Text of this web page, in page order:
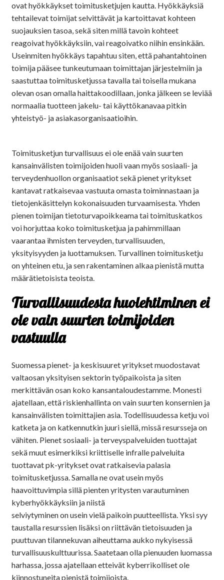
ovat hyökkäykset toimitusketjujen kautta. Hyökkäyksiä
tehtailevat toimijat selvittävät ja kartoittavat kohteen
suojauksien tasoa, sekä siten millä tavoin kohteet
reagoivat hyökkäyksiin, vai reagoivatko niihin ensinkään.
Useinmiten hyökkäys tapahtuu siten, että pahantahtoinen
toimija pääsee tunkeutumaan toimittajan järjestelmiin ja
saastuttaa toimitusketjussa tavalla tai toisella mukana
olevan osan omalla haittakoodillaan, jonka jälkeen se leviää
normaalia tuotteen jakelu- tai käyttökanavaa pitkin
yhteistyö- ja asiakasorganisaatioihin.
Toimitusketjun turvallisuus ei ole enää vain suurten
kansainvälisten toimijoiden huoli vaan myös sosiaali- ja
terveydenhuollon organisaatiot sekä pienet yritykset
kantavat ratkaisevaa vastuuta omasta toiminnastaan ja
tietojenkäsittelyn kokonaisuuden turvaamisesta. Yhden
pienen toimijan tietoturvapoikkeama tai toimituskatkos
voi horjuttaa koko toimitusketjua ja pahimmillaan
vaarantaa ihmisten terveyden, turvallisuuden,
yksityisyyden ja luottamuksen. Turvallinen toimitusketju
on yhteinen etu, ja sen rakentaminen alkaa pienistä mutta
määrätietoisista teoista.
Turvallisuudesta huolehtiminen ei
ole vain suurten toimijoiden
vastuulla
Suomessa pienet- ja keskisuuret yritykset muodostavat
valtaosan yksityisen sektorin työpaikoista ja siten
merkittävän osan koko kansantaloudestamme. Monesti
ajatellaan, että riskienhallinta on vain suurten konsernien ja
kansainvälisten toimittajien asia. Todellisuudessa ketju voi
katketa ja on katkennutkin juuri siellä, missä resursseja on
vähiten. Pienet sosiaali- ja terveyspalveluiden tuottajat
sekä muut esimerkiksi kriittiselle infralle palveluita
tuottavat pk-yritykset ovat ratkaisevia palasia
toimitusketjussa. Samalla ne ovat usein myös
haavoittuvimpia sillä pienten yritysten varautuminen
kyberhyökkäyksiin ja niistä
selviytyminen on usein vielä paikoin puutteellista. Yksi syy
taustalla resurssien lisäksi on riittävän tietoisuuden ja
puuttuvan tilannekuvan aiheuttama aukko nykyisessä
turvallisuuskulttuurissa. Saatetaan olla pienuuden luomassa
harhassa, jossa ajatellaan etteivät kyberrikolliset ole
kiinnostuneita pienistä toimijoista.